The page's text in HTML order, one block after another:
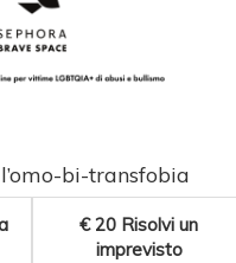
bi-transfobia
€ 20 Risolvi un
imprevisto